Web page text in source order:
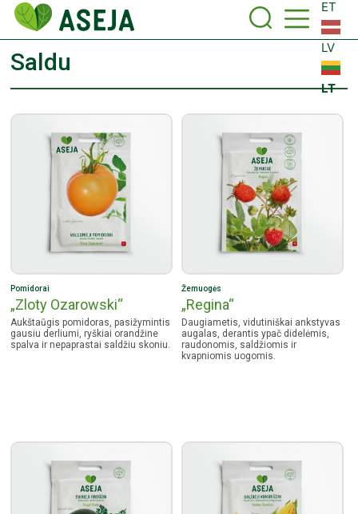
ET
LV
LT
Saldu
Pomidorai
„Zloty Ozarowski“
Aukštaūgis pomidoras, pasižymintis
gausiu derliumi, ryškiai orandžine
spalva ir nepaprastai saldžiu skoniu.
Žemuogės
„Regina“
Daugiametis, vidutiniškai ankstyvas
augalas, derantis ypač didelėmis,
raudonomis, saldžiomis ir
kvapniomis uogomis.